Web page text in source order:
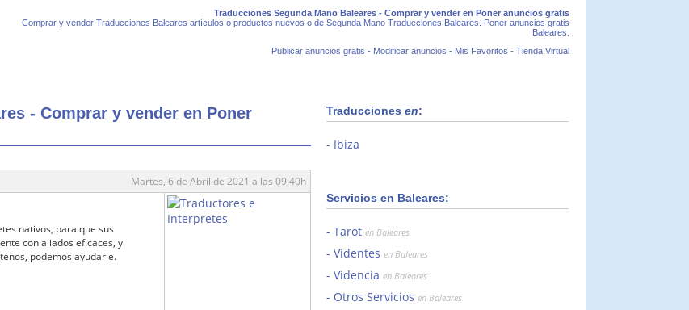
Traducciones Segunda Mano Baleares - Comprar y vender en Poner anuncios gratis
Comprar y vender Traducciones Baleares artículos o productos nuevos o de Segunda Mano Traducciones Baleares. Poner anuncios gratis
Baleares.
Publicar anuncios gratis - Modificar anuncios - Mis Favoritos - Tienda Virtual
- Comprar y vender en Poner
Martes, 6 de Abril de 2021 a las 09:40h
nativos, para que sus
con aliados eficaces, y
podemos ayudarle.
Traducciones en:
Ibiza
Servicios en Baleares:
Tarot en Baleares
Videntes en Baleares
Videncia en Baleares
Otros Servicios en Baleares